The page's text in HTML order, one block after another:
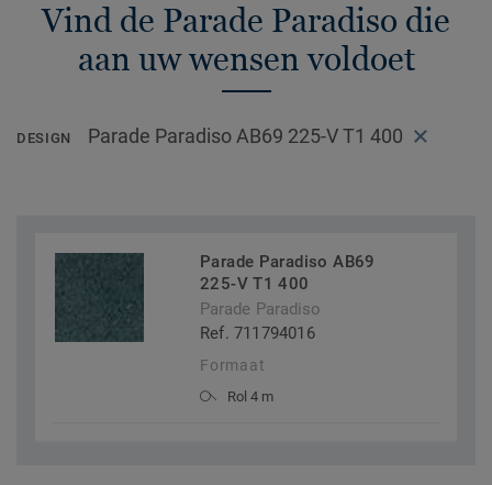
Vind de Parade Paradiso die
aan uw wensen voldoet
DESIGN Parade Paradiso AB69 225-V T1 400
Parade Paradiso AB69
225-V T1 400
Parade Paradiso
Ref. 711794016
Formaat
Rol 4 m